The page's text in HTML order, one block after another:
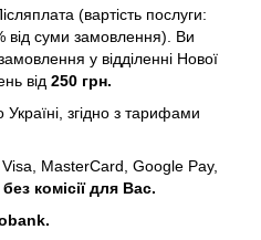
(вартість послуги:
від суми замовлення). Ви
у відділенні Нової
від 250 грн.
Україні, згідно з тарифами
Visa, MasterCard, Google Pay,
без комісії для Вас.